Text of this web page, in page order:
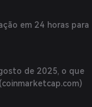
em 24 horas para
de 2025, o que
coinmarketcap.com)